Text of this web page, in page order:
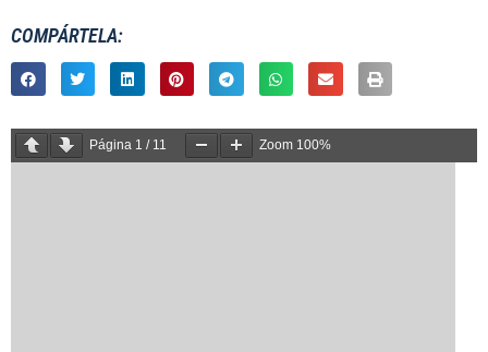
COMPÁRTELA:
Página 1 / 11 Zoom 100%